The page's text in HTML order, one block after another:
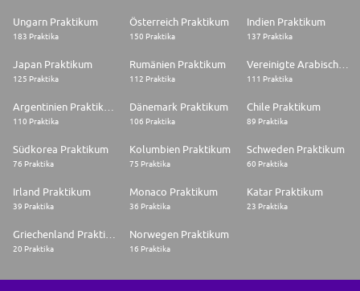
Ungarn Praktikum
183 Praktika
Österreich Praktikum
150 Praktika
Indien Praktikum
137 Praktika
Japan Praktikum
125 Praktika
Rumänien Praktikum
112 Praktika
Vereinigte Arabische Emirate Praktikum
111 Praktika
110 Praktika
Dänemark Praktikum
106 Praktika
Chile Praktikum
89 Praktika
Südkorea Praktikum
76 Praktika
Kolumbien Praktikum
75 Praktika
Schweden Praktikum
60 Praktika
Irland Praktikum
39 Praktika
Monaco Praktikum
36 Praktika
Katar Praktikum
23 Praktika
20 Praktika
Norwegen Praktikum
16 Praktika